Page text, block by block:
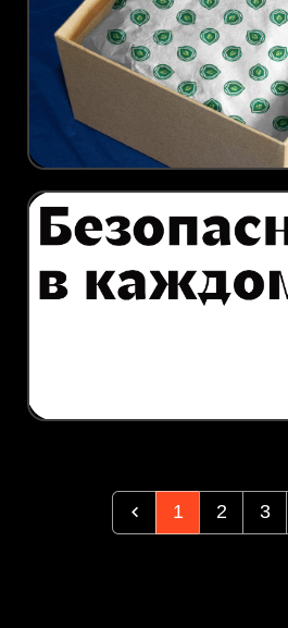
1 2 3